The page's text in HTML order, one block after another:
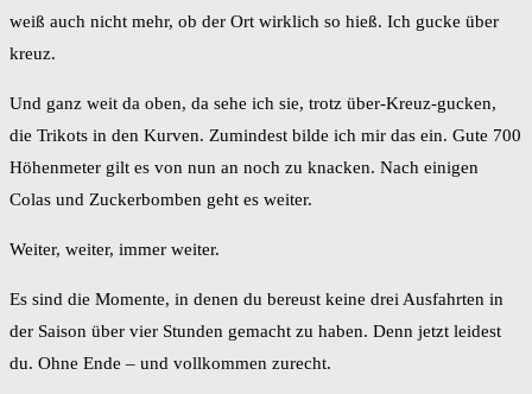
weiß auch nicht mehr, ob der Ort wirklich so hieß. Ich gucke über
kreuz.
Und ganz weit da oben, da sehe ich sie, trotz über-Kreuz-gucken,
die Trikots in den Kurven. Zumindest bilde ich mir das ein. Gute 700
Höhenmeter gilt es von nun an noch zu knacken. Nach einigen
Colas und Zuckerbomben geht es weiter.
Weiter, weiter, immer weiter.
Es sind die Momente, in denen du bereust keine drei Ausfahrten in
der Saison über vier Stunden gemacht zu haben. Denn jetzt leidest
du. Ohne Ende – und vollkommen zurecht.